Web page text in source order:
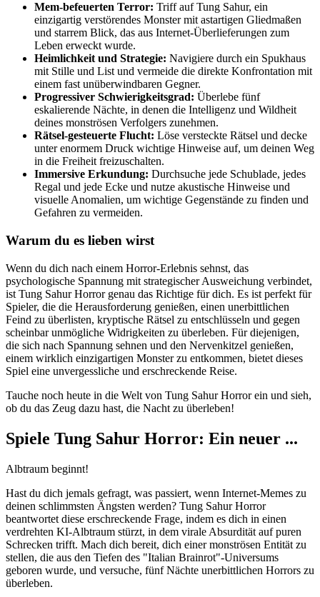
Mem-befeuerten Terror: Triff auf Tung Sahur, ein
einzigartig verstörendes Monster mit astartigen Gliedmaßen
und starrem Blick, das aus Internet-Überlieferungen zum
Leben erweckt wurde.
Heimlichkeit und Strategie: Navigiere durch ein Spukhaus
mit Stille und List und vermeide die direkte Konfrontation mit
einem fast unüberwindbaren Gegner.
Progressiver Schwierigkeitsgrad: Überlebe fünf
eskalierende Nächte, in denen die Intelligenz und Wildheit
deines monströsen Verfolgers zunehmen.
Rätsel-gesteuerte Flucht: Löse versteckte Rätsel und decke
unter enormem Druck wichtige Hinweise auf, um deinen Weg
in die Freiheit freizuschalten.
Immersive Erkundung: Durchsuche jede Schublade, jedes
Regal und jede Ecke und nutze akustische Hinweise und
visuelle Anomalien, um wichtige Gegenstände zu finden und
Gefahren zu vermeiden.
Warum du es lieben wirst
Wenn du dich nach einem Horror-Erlebnis sehnst, das
psychologische Spannung mit strategischer Ausweichung verbindet,
ist Tung Sahur Horror genau das Richtige für dich. Es ist perfekt für
Spieler, die die Herausforderung genießen, einen unerbittlichen
Feind zu überlisten, kryptische Rätsel zu entschlüsseln und gegen
scheinbar unmögliche Widrigkeiten zu überleben. Für diejenigen,
die sich nach Spannung sehnen und den Nervenkitzel genießen,
einem wirklich einzigartigen Monster zu entkommen, bietet dieses
Spiel eine unvergessliche und erschreckende Reise.
Tauche noch heute in die Welt von Tung Sahur Horror ein und sieh,
ob du das Zeug dazu hast, die Nacht zu überleben!
Spiele Tung Sahur Horror: Ein neuer ...
Albtraum beginnt!
Hast du dich jemals gefragt, was passiert, wenn Internet-Memes zu
deinen schlimmsten Ängsten werden? Tung Sahur Horror
beantwortet diese erschreckende Frage, indem es dich in einen
verdrehten KI-Albtraum stürzt, in dem virale Absurdität auf puren
Schrecken trifft. Mach dich bereit, dich einer monströsen Entität zu
stellen, die aus den Tiefen des "Italian Brainrot"-Universums
geboren wurde, und versuche, fünf Nächte unerbittlichen Horrors zu
überleben.